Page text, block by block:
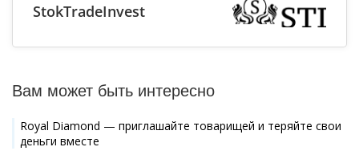
StokTradeInvest
Вам может быть интересно
Royal Diamond — приглашайте товарищей и теряйте свои
деньги вместе